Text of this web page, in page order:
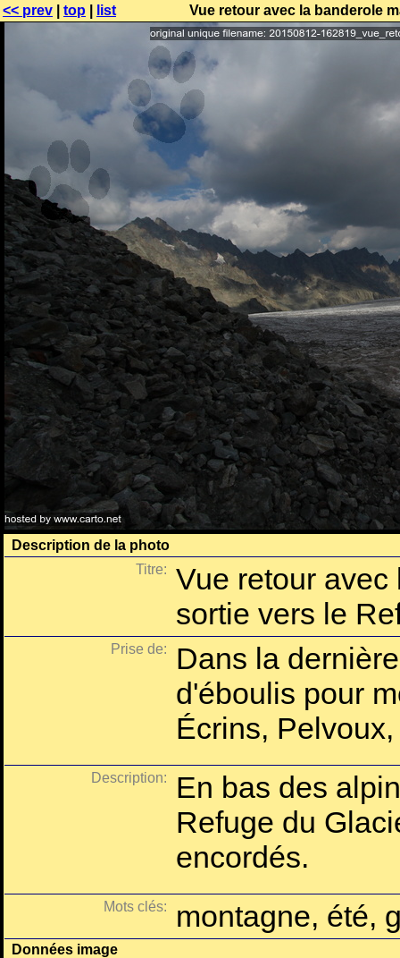
<< prev top list Vue retour avec la banderole
Description de la photo
Titre:
Vue retour
sortie vers le
Prise de:
Dans la
d'éboulis pour
Écrins,
Description:
En bas des
Refuge du
encordés.
Mots clés: montagne, été,
Données image